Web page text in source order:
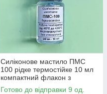
Силіконове мастило ПМС
100 рідке термостійке 10 мл
компактний флакон з
дозатором
Готово до відправки 9 од.